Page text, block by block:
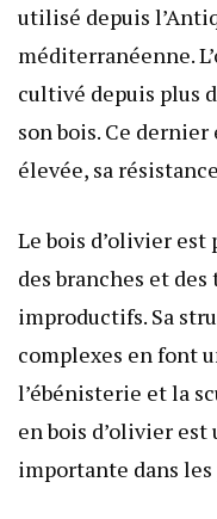
utilisé depuis
méditerranéenne.
cultivé depuis plus
son bois. Ce
élevée, sa
Le bois d’olivier
des branches et des
improductifs. Sa
complexes en font
l’ébénisterie et la
en bois d’olivier
importante dans